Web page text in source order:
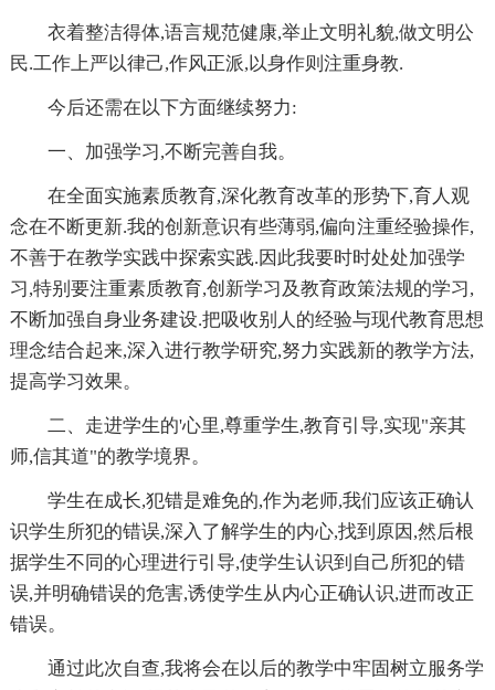
衣着整洁得体,语言规范健康,举止文明礼貌,做文明公
民.工作上严以律己,作风正派,以身作则注重身教.
今后还需在以下方面继续努力:
一、加强学习,不断完善自我。
在全面实施素质教育,深化教育改革的形势下,育人观
念在不断更新.我的创新意识有些薄弱,偏向注重经验操作,
不善于在教学实践中探索实践.因此我要时时处处加强学
习,特别要注重素质教育,创新学习及教育政策法规的学习,
不断加强自身业务建设.把吸收别人的经验与现代教育思想
理念结合起来,深入进行教学研究,努力实践新的教学方法,
提高学习效果。
二、走进学生的'心里,尊重学生,教育引导,实现"亲其
师,信其道"的教学境界。
学生在成长,犯错是难免的,作为老师,我们应该正确认
识学生所犯的错误,深入了解学生的内心,找到原因,然后根
据学生不同的心理进行引导,使学生认识到自己所犯的错
误,并明确错误的危害,诱使学生从内心正确认识,进而改正
错误。
通过此次自查,我将会在以后的教学中牢固树立服务学